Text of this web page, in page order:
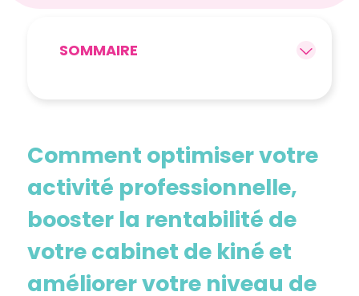
SOMMAIRE
Comment optimiser votre
activité professionnelle,
booster la rentabilité de
votre cabinet de kiné et
améliorer votre niveau de